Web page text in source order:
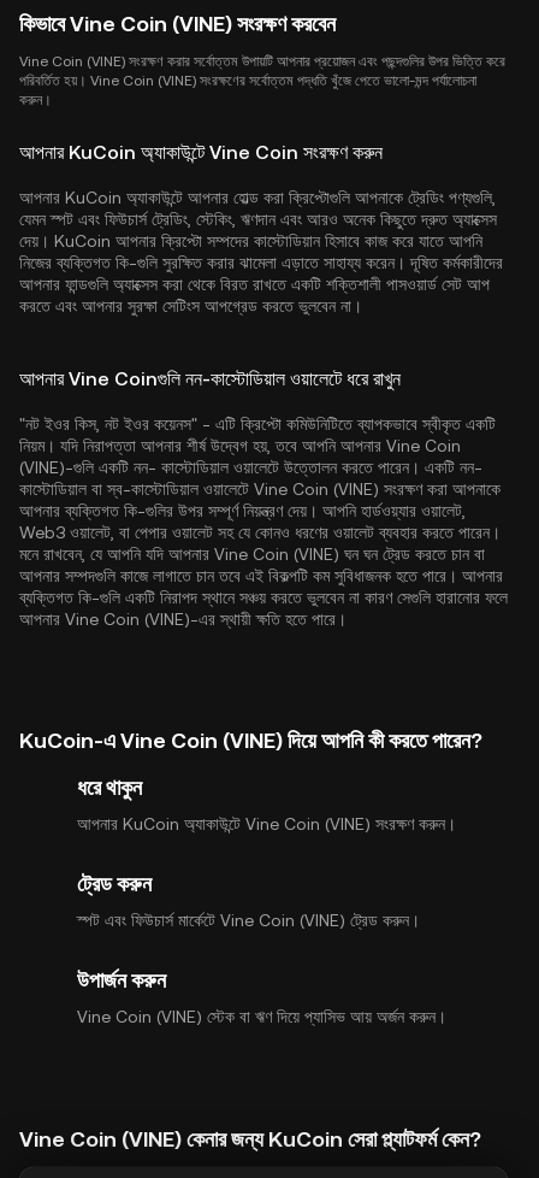
কিভাবে Vine Coin (VINE) সংরক্ষণ করবেন
Vine Coin (VINE) সংরক্ষণ করার সর্বোত্তম উপায়টি আপনার প্রয়োজন এবং পছন্দগুলির উপর ভিত্তি করে
পরিবর্তিত হয়। Vine Coin (VINE) সংরক্ষণের সর্বোত্তম পদ্ধতি খুঁজে পেতে ভালো-মন্দ পর্যালোচনা
করুন।
আপনার KuCoin অ্যাকাউন্টে Vine Coin সংরক্ষণ করুন
আপনার KuCoin অ্যাকাউন্টে আপনার হোল্ড করা ক্রিপ্টোগুলি আপনাকে ট্রেডিং পণ্যগুলি,
যেমন স্পট এবং ফিউচার্স ট্রেডিং, স্টেকিং, ঋণদান এবং আরও অনেক কিছুতে দ্রুত অ্যাক্সেস
দেয়। KuCoin আপনার ক্রিপ্টো সম্পদের কাস্টোডিয়ান হিসাবে কাজ করে যাতে আপনি
নিজের ব্যক্তিগত কি-গুলি সুরক্ষিত করার ঝামেলা এড়াতে সাহায্য করেন। দূষিত কর্মকারীদের
আপনার ফান্ডগুলি অ্যাক্সেস করা থেকে বিরত রাখতে একটি শক্তিশালী পাসওয়ার্ড সেট আপ
করতে এবং আপনার সুরক্ষা সেটিংস আপগ্রেড করতে ভুলবেন না।
আপনার Vine Coinগুলি নন-কাস্টোডিয়াল ওয়ালেটে ধরে রাখুন
"নট ইওর কিস, নট ইওর কয়েনস" - এটি ক্রিপ্টো কমিউনিটিতে ব্যাপকভাবে স্বীকৃত একটি
নিয়ম। যদি নিরাপত্তা আপনার শীর্ষ উদ্বেগ হয়, তবে আপনি আপনার Vine Coin
(VINE)-গুলি একটি নন- কাস্টোডিয়াল ওয়ালেটে উত্তোলন করতে পারেন। একটি নন-
কাস্টোডিয়াল বা স্ব-কাস্টোডিয়াল ওয়ালেটে Vine Coin (VINE) সংরক্ষণ করা আপনাকে
আপনার ব্যক্তিগত কি-গুলির উপর সম্পূর্ণ নিয়ন্ত্রণ দেয়। আপনি হার্ডওয়্যার ওয়ালেট,
Web3 ওয়ালেট, বা পেপার ওয়ালেট সহ যে কোনও ধরণের ওয়ালেট ব্যবহার করতে পারেন।
মনে রাখবেন, যে আপনি যদি আপনার Vine Coin (VINE) ঘন ঘন ট্রেড করতে চান বা
আপনার সম্পদগুলি কাজে লাগাতে চান তবে এই বিকল্পটি কম সুবিধাজনক হতে পারে। আপনার
ব্যক্তিগত কি-গুলি একটি নিরাপদ স্থানে সঞ্চয় করতে ভুলবেন না কারণ সেগুলি হারানোর ফলে
আপনার Vine Coin (VINE)-এর স্থায়ী ক্ষতি হতে পারে।
KuCoin-এ Vine Coin (VINE) দিয়ে আপনি কী করতে পারেন?
ধরে থাকুন
আপনার KuCoin অ্যাকাউন্টে Vine Coin (VINE) সংরক্ষণ করুন।
ট্রেড করুন
স্পট এবং ফিউচার্স মার্কেটে Vine Coin (VINE) ট্রেড করুন।
উপার্জন করুন
Vine Coin (VINE) স্টেক বা ঋণ দিয়ে প্যাসিভ আয় অর্জন করুন।
Vine Coin (VINE) কেনার জন্য KuCoin সেরা প্ল্যাটফর্ম কেন?